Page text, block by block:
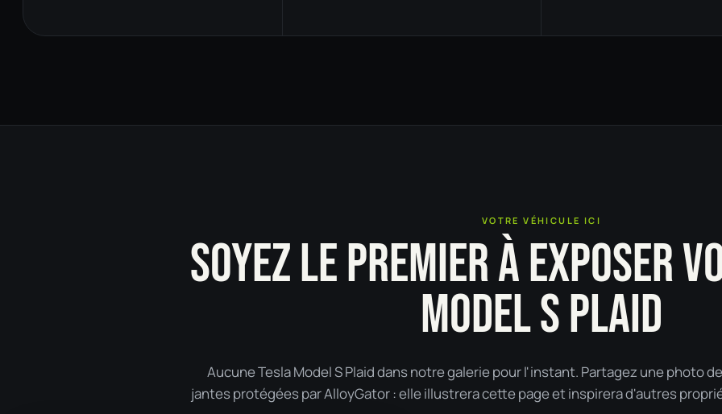
VOTRE VÉHICULE ICI
SOYEZ LE PREMIER À EXPOSER
MODEL S PLAID
Aucune Tesla Model S Plaid dans notre galerie pour l'instant. Partagez une photo
jantes protégées par AlloyGator : elle illustrera cette page et inspirera d'autres